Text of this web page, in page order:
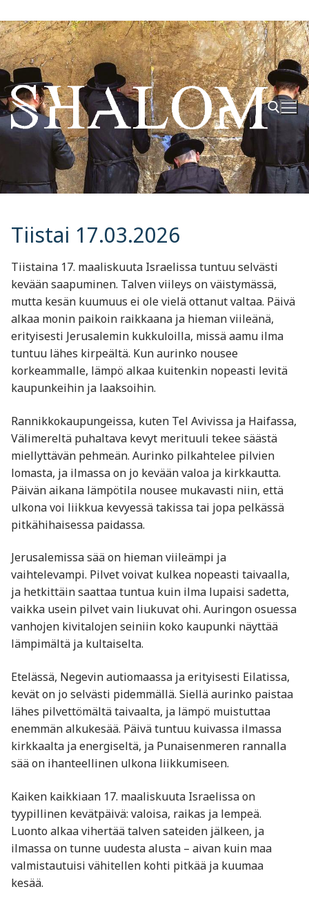
Hyppää
sisältöön
Hae:
Tiistai 17.03.2026
Tiistaina 17. maaliskuuta Israelissa tuntuu selvästi
kevään saapuminen. Talven viileys on väistymässä,
mutta kesän kuumuus ei ole vielä ottanut valtaa. Päivä
alkaa monin paikoin raikkaana ja hieman viileänä,
erityisesti Jerusalemin kukkuloilla, missä aamu ilma
tuntuu lähes kirpeältä. Kun aurinko nousee
korkeammalle, lämpö alkaa kuitenkin nopeasti levitä
kaupunkeihin ja laaksoihin.
Rannikkokaupungeissa, kuten Tel Avivissa ja Haifassa,
Välimereltä puhaltava kevyt merituuli tekee säästä
miellyttävän pehmeän. Aurinko pilkahtelee pilvien
lomasta, ja ilmassa on jo kevään valoa ja kirkkautta.
Päivän aikana lämpötila nousee mukavasti niin, että
ulkona voi liikkua kevyessä takissa tai jopa pelkässä
pitkähihaisessa paidassa.
Jerusalemissa sää on hieman viileämpi ja
vaihtelevampi. Pilvet voivat kulkea nopeasti taivaalla,
ja hetkittäin saattaa tuntua kuin ilma lupaisi sadetta,
vaikka usein pilvet vain liukuvat ohi. Auringon osuessa
vanhojen kivitalojen seiniin koko kaupunki näyttää
lämpimältä ja kultaiselta.
Etelässä, Negevin autiomaassa ja erityisesti Eilatissa,
kevät on jo selvästi pidemmällä. Siellä aurinko paistaa
lähes pilvettömältä taivaalta, ja lämpö muistuttaa
enemmän alkukesää. Päivä tuntuu kuivassa ilmassa
kirkkaalta ja energiseltä, ja Punaisenmeren rannalla
sää on ihanteellinen ulkona liikkumiseen.
Kaiken kaikkiaan 17. maaliskuuta Israelissa on
tyypillinen kevätpäivä: valoisa, raikas ja lempeä.
Luonto alkaa vihertää talven sateiden jälkeen, ja
ilmassa on tunne uudesta alusta – aivan kuin maa
valmistautuisi vähitellen kohti pitkää ja kuumaa
kesää.